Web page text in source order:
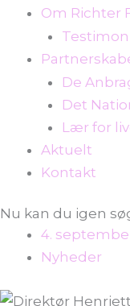
Om Richter
De
Det
Lær for
Aktuelt
Kontakt
Nu kan du igen
4.
Nyheder